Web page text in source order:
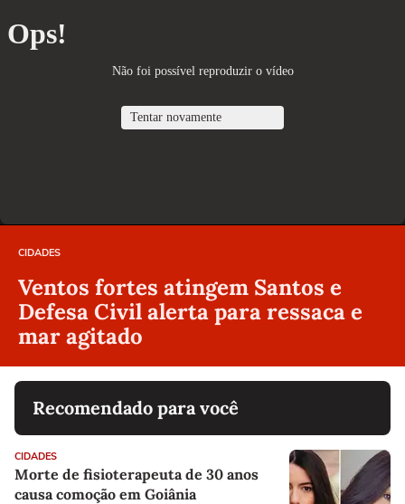
CIDADES
Ventos fortes atingem Santos e
Defesa Civil alerta para ressaca e
mar agitado
Recomendado para você
CIDADES
Morte de fisioterapeuta de 30 anos
causa comoção em Goiânia